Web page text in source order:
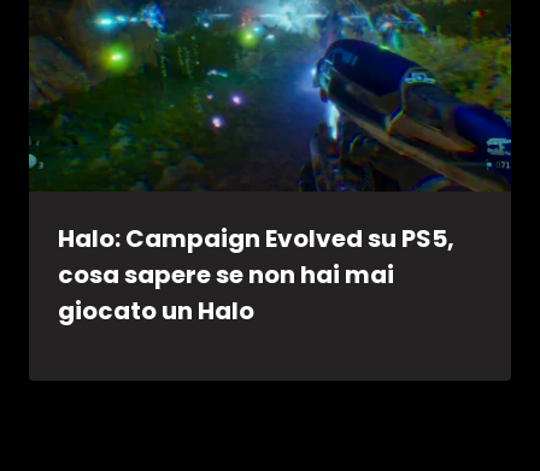
Halo: Campaign Evolved su PS5,
cosa sapere se non hai mai
giocato un Halo